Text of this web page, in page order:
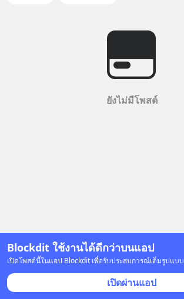
Blockdit ใช้งานได้ดีกว่าบนแอป
เปิดโพสต์นี้ในแอป Blockdit เพื่อรับประสบการณ์เต็มรูปแบบ
เปิดผ่านแอป
ยังไม่มีโพสต์